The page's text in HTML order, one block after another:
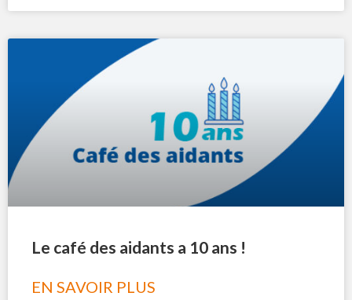
Le café des aidants a 10 ans !
EN SAVOIR PLUS